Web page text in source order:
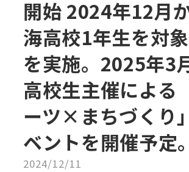
開始 2024年12月
海高校1年生を対
を実施。2025年3
高校生主催による
ーツ×まちづくり
ベントを開催予定。
2024/12/11